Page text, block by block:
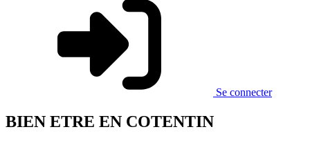
Se connecter
BIEN ETRE EN COTENTIN